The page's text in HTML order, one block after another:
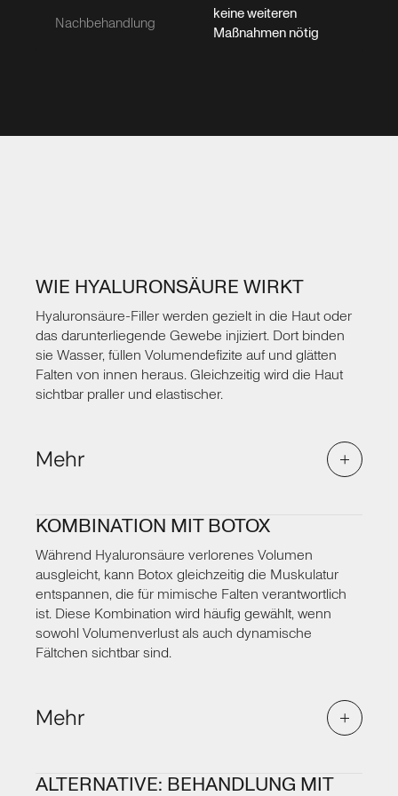
Nachbehandlung
keine weiteren
Maßnahmen nötig
WIE HYALURONSÄURE WIRKT
Hyaluronsäure-Filler werden gezielt in die Haut oder
das darunterliegende Gewebe injiziert. Dort binden
sie Wasser, füllen Volumendefizite auf und glätten
Falten von innen heraus. Gleichzeitig wird die Haut
sichtbar praller und elastischer.
Mehr
Falten, die unabhängig von der Mimik dauerhaft
sichtbar sind, etwa die Nasolabialfalten zwischen Nase
und Mundwinkeln, eingefallene Wangen oder
Volumenverlust an den Lippen. Auch feine Linien rund
um den Mund lassen sich gezielt auffüllen.
KOMBINATION MIT BOTOX
Während Hyaluronsäure verlorenes Volumen
ausgleicht, kann Botox gleichzeitig die Muskulatur
entspannen, die für mimische Falten verantwortlich
ist. Diese Kombination wird häufig gewählt, wenn
sowohl Volumenverlust als auch dynamische
Fältchen sichtbar sind.
Mehr
besprechen wir, welche Bereiche von einer
ALTERNATIVE: BEHANDLUNG MIT